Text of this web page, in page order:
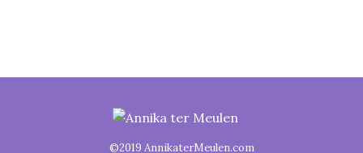
©2019 AnnikaterMeulen.com